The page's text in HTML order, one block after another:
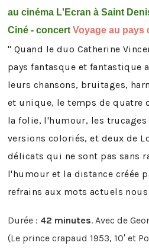
au cinéma L'Ecran à Saint
Ciné - concert Voyage au pays
" Quand le duo Catherine
pays fantasque et fantastique
leurs chansons, bruitages,
et unique, le temps de quatre
la folie, l'humour, les
versions coloriés, et deux de
délicats qui ne sont pas sans
l'humour et la distance créée
refrains aux mots actuels
Durée : 42 minutes. Avec de
(Le prince crapaud 1953, 10′ et